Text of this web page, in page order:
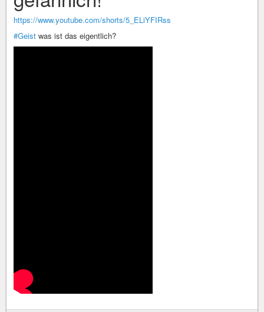
https://www.youtube.com/shorts/5_ELiYFIRss
#Geist was ist das eigentlich?